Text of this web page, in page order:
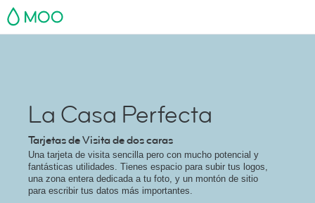
MOO
La Casa Perfecta
Tarjetas de Visita de dos caras
Una tarjeta de visita sencilla pero con mucho potencial y
fantásticas utilidades. Tienes espacio para subir tus logos,
una zona entera dedicada a tu foto, y un montón de sitio
para escribir tus datos más importantes.